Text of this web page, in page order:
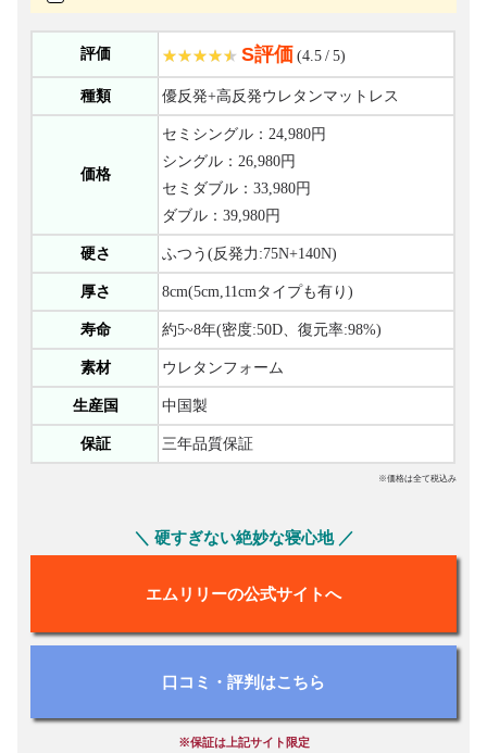
評価 S評価 (4.5 / 5)
種類 優反発+高反発ウレタンマットレス
価格
セミシングル：24,980円
シングル：26,980円
セミダブル：33,980円
ダブル：39,980円
硬さ ふつう(反発力:75N+140N)
厚さ 8cm(5cm,11cmタイプも有り)
寿命 約5~8年(密度:50D、復元率:98%)
素材 ウレタンフォーム
生産国 中国製
保証 三年品質保証
※価格は全て税込み
＼ 硬すぎない絶妙な寝心地 ／
エムリリーの公式サイトへ
口コミ・評判はこちら
※保証は上記サイト限定